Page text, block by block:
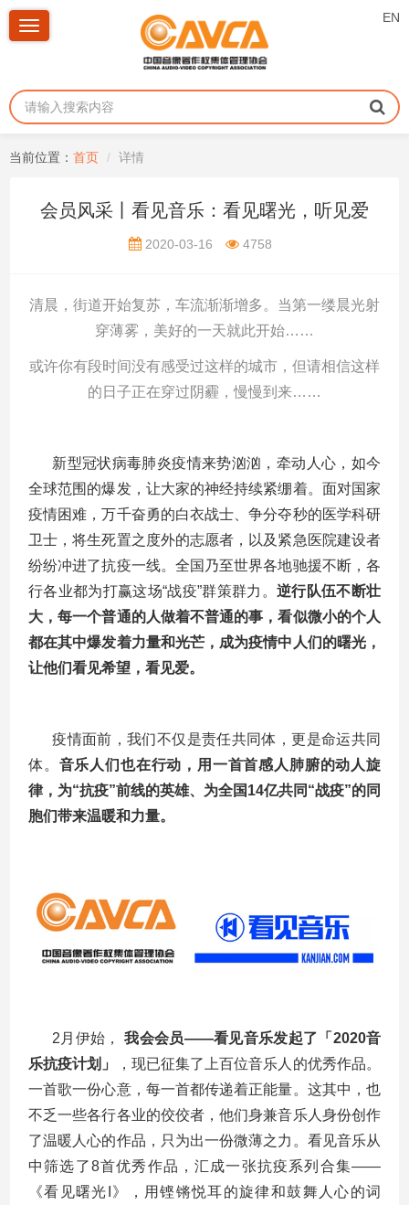
EN
Toggle
当前位置： 首页 详情
会员风采丨看见音乐：看见曙光，听见爱
2020-03-16 4758
清晨，街道开始复苏，车流渐渐增多。当第一缕晨光射
穿薄雾，美好的一天就此开始……
或许你有段时间没有感受过这样的城市，但请相信这样
的日子正在穿过阴霾，慢慢到来……
新型冠状病毒肺炎疫情来势汹汹，牵动人心，如今
全球范围的爆发，让大家的神经持续紧绷着。面对国家
疫情困难，万千奋勇的白衣战士、争分夺秒的医学科研
卫士，将生死置之度外的志愿者，以及紧急医院建设者
纷纷冲进了抗疫一线。全国乃至世界各地驰援不断，各
行各业都为打赢这场“战疫”群策群力。 逆行队伍不断壮
大，每一个普通的人做着不普通的事，看似微小的个人
都在其中爆发着力量和光芒，成为疫情中人们的曙光，
让他们看见希望，看见爱。
疫情面前，我们不仅是责任共同体，更是命运共同
体。 音乐人们也在行动，用一首首感人肺腑的动人旋
律，为“抗疫”前线的英雄、为全国14亿共同“战疫”的同
胞们带来温暖和力量。
2月伊始，我会会员——看见音乐发起了「2020音
乐抗疫计划」
，现已征集了上百位音乐人的优秀作品。
一首歌一份心意，每一首都传递着正能量。这其中，也
不乏一些各行各业的佼佼者，他们身兼音乐人身份创作
了温暖人心的作品，只为出一份微薄之力。看见音乐从
中筛选了8首优秀作品，汇成一张抗疫系列合集——
《看见曙光I》，用铿锵悦耳的旋律和鼓舞人心的词